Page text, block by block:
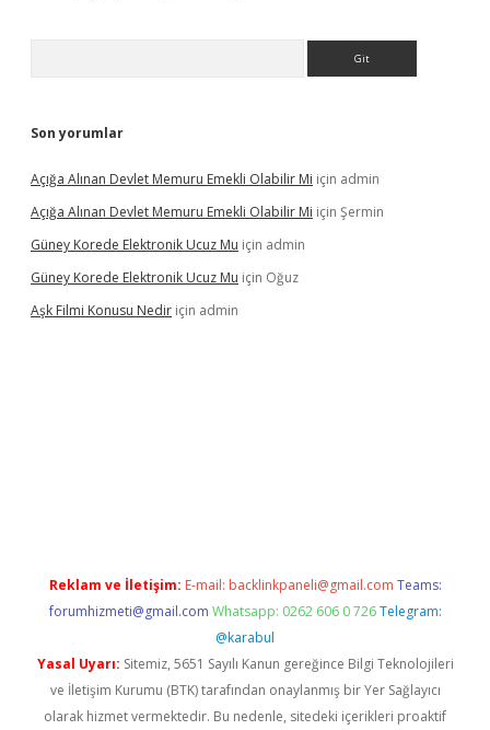
Son yorumlar
Açığa Alınan Devlet Memuru Emekli Olabilir Mi için admin
Açığa Alınan Devlet Memuru Emekli Olabilir Mi için Şermin
Güney Korede Elektronik Ucuz Mu için admin
Güney Korede Elektronik Ucuz Mu için Oğuz
Aşk Filmi Konusu Nedir için admin
Reklam ve İletişim: E-mail: backlinkpaneli@gmail.com Teams:
forumhizmeti@gmail.com Whatsapp: 0262 606 0 726 Telegram:
@karabul
Yasal Uyarı: Sitemiz, 5651 Sayılı Kanun gereğince Bilgi Teknolojileri
ve İletişim Kurumu (BTK) tarafından onaylanmış bir Yer Sağlayıcı
olarak hizmet vermektedir. Bu nedenle, sitedeki içerikleri proaktif